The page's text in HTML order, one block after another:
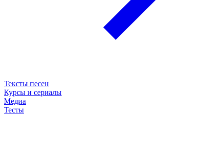
Тексты песен
Курсы и сериалы
Медиа
Тесты